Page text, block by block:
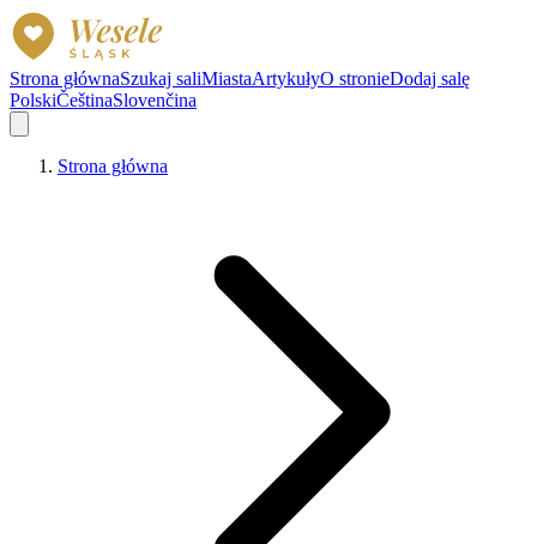
Strona głównaSzukaj saliMiastaArtykułyO stronieDodaj salę
PolskiČeštinaSlovenčina
Strona główna